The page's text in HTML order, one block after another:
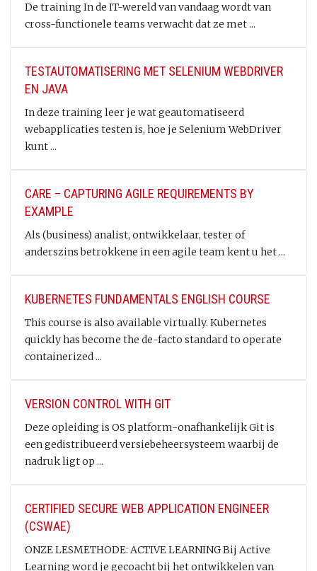
De training In de IT-wereld van vandaag wordt van
cross-functionele teams verwacht dat ze met ...
TESTAUTOMATISERING MET SELENIUM WEBDRIVER
EN JAVA
In deze training leer je wat geautomatiseerd
webapplicaties testen is, hoe je Selenium WebDriver
kunt ...
CARE – CAPTURING AGILE REQUIREMENTS BY
EXAMPLE
Als (business) analist, ontwikkelaar, tester of
anderszins betrokkene in een agile team kent u het ...
KUBERNETES FUNDAMENTALS ENGLISH COURSE
This course is also available virtually. Kubernetes
quickly has become the de-facto standard to operate
containerized ...
VERSION CONTROL WITH GIT
Deze opleiding is OS platform-onafhankelijk Git is
een gedistribueerd versiebeheersysteem waarbij de
nadruk ligt op ...
CERTIFIED SECURE WEB APPLICATION ENGINEER
(CSWAE)
ONZE LESMETHODE: ACTIVE LEARNING Bij Active
Learning word je gecoacht bij het ontwikkelen van